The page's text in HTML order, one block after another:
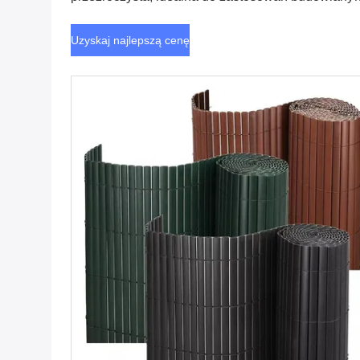
Uzyskaj najlepszą cenę